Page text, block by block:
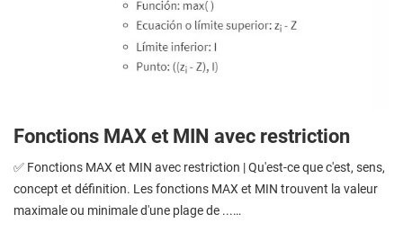
Fonctions MAX et MIN avec restriction
✅ Fonctions MAX et MIN avec restriction | Qu'est-ce que c'est, sens,
concept et définition. Les fonctions MAX et MIN trouvent la valeur
maximale ou minimale d'une plage de ...…